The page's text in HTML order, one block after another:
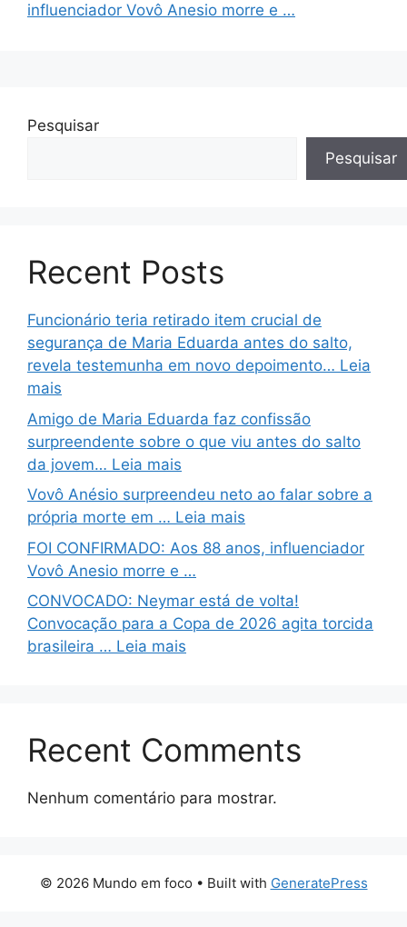
influenciador Vovô Anesio morre e …
Pesquisar
Pesquisar
Recent Posts
Funcionário teria retirado item crucial de
segurança de Maria Eduarda antes do salto,
revela testemunha em novo depoimento… Leia
mais
Amigo de Maria Eduarda faz confissão
surpreendente sobre o que viu antes do salto
da jovem… Leia mais
Vovô Anésio surpreendeu neto ao falar sobre a
própria morte em … Leia mais
FOI CONFIRMADO: Aos 88 anos, influenciador
Vovô Anesio morre e …
CONVOCADO: Neymar está de volta!
Convocação para a Copa de 2026 agita torcida
brasileira … Leia mais
Recent Comments
Nenhum comentário para mostrar.
© 2026 Mundo em foco • Built with GeneratePress